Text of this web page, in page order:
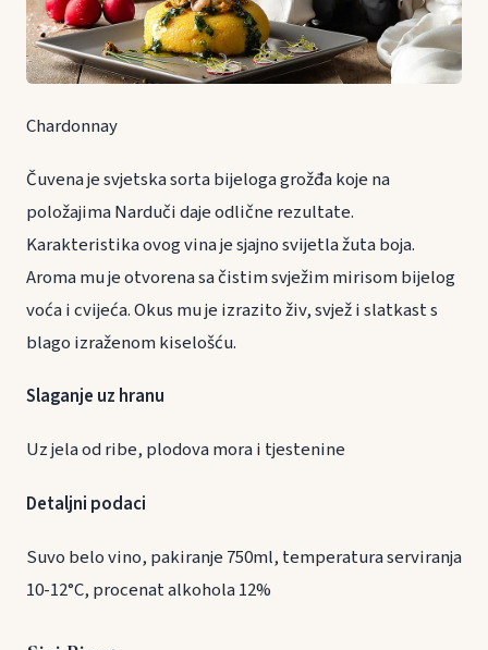
Chardonnay
Čuvena je svjetska sorta bijeloga grožđa koje na
položajima Narduči daje odlične rezultate.
Karakteristika ovog vina je sjajno svijetla žuta boja.
Aroma mu je otvorena sa čistim svježim mirisom bijelog
voća i cvijeća. Okus mu je izrazito živ, svjež i slatkast s
blago izraženom kiselošću.
Slaganje uz hranu
Uz jela od ribe, plodova mora i tjestenine
Detaljni podaci
Suvo belo vino, pakiranje 750ml, temperatura serviranja
10-12°C, procenat alkohola 12%